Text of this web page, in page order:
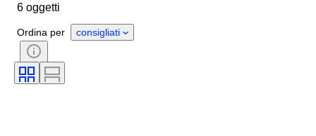
Genere
Movimento dell'orologio
Diametro della cassa
Materiale del cinturino dell’orologio
6 oggetti
Ordina per consigliati